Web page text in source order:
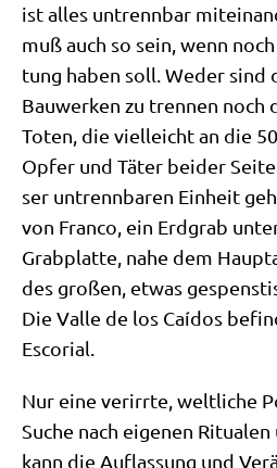
ist alles untrenn­bar
muß auch so sein, wenn
tung haben soll. Weder sind
Bau­wer­ken zu tren­nen noch
Toten, die viel­leicht an die
Opfer und Täter bei­der
ser untrenn­ba­ren Ein­heit
von Fran­co, ein Erd­grab
Grab­plat­te, nahe dem
des gro­ßen, etwas
Die Val­le de los Caí­dos
Escorial.
Nur eine ver­irr­te, welt­li­che
Suche nach eige­nen
kann die Auf­las­sung und